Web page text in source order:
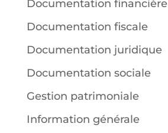
Documentation financière
Documentation fiscale
Documentation juridique
Documentation sociale
Gestion patrimoniale
Information générale